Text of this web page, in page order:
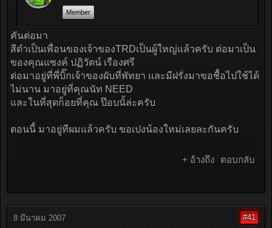
Member
คันต่อมา
สีดำเป็นเพื่อนของเจ้าของTRDเป็นผู้ใหญ่แล้วครับ ต่อมาเป็น
ของคุณแซงค์ ปฏิวัตน์ เรืองศรี
ต่อมาอยู่ที่พี่บิ๊กเจ้าของผับที่พัทยา และมีฝรั่งมาขอชื้อไปใช้ได้
ไม่นาน มาอยู่ที่คุณนัท NEED
และในที่สุดก็อยที่คุณ ป๊อบนั้ล่ะครับ
ตอนนี้ มาอยู่ทีผมแล้วครับ ขอเปงน้องใหม่เลยละกันครับ
+ อ้างถึง ตอบกลับ
8 มีนาคม 2007 #41